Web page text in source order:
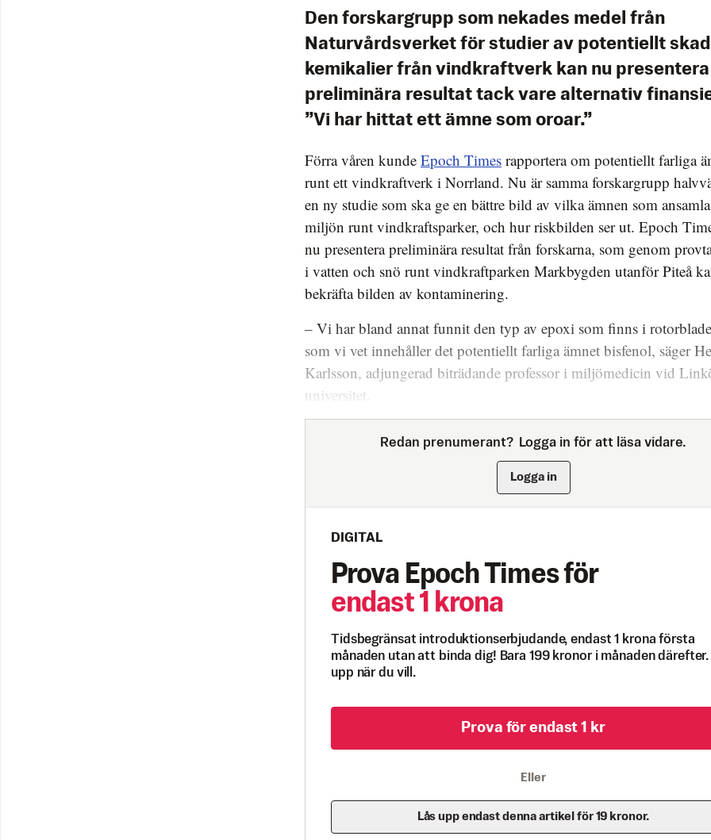
Den forskargrupp som nekades medel från
Naturvårdsverket för studier av potentiellt
kemikalier från vindkraftverk kan nu presentera
preliminära resultat tack vare alternativ
”Vi har hittat ett ämne som oroar.”
Förra våren kunde Epoch Times rapportera om potentiellt farliga
runt ett vindkraftverk i Norrland. Nu är samma forskargrupp
en ny studie som ska ge en bättre bild av vilka ämnen som
miljön runt vindkraftsparker, och hur riskbilden ser ut. Epoch
nu presentera preliminära resultat från forskarna, som genom
i vatten och snö runt vindkraftparken Markbygden utanför Piteå
bekräfta bilden av kontaminering.
– Vi har bland annat funnit den typ av epoxi som finns i
som vi vet innehåller det potentiellt farliga ämnet bisfenol, säger
Karlsson, adjungerad biträdande professor i miljömedicin vid
universitet.
Redan prenumerant? Logga in för att läsa vidare.
Logga in
DIGITAL
Prova Epoch Times för
endast 1 krona
Tidsbegränsat introduktionserbjudande, endast 1 krona första
månaden utan att binda dig! Bara 199 kronor i månaden därefter.
upp när du vill.
Prova för endast 1 kr
Eller
Lås upp endast denna artikel för 19 kronor.